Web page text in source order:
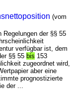
(vom
Regelungen der §§ 55
verfügbar ist, dem
§§ 55bis 153
zugeordnet wird,
aber eine
prognostizierte
der ...